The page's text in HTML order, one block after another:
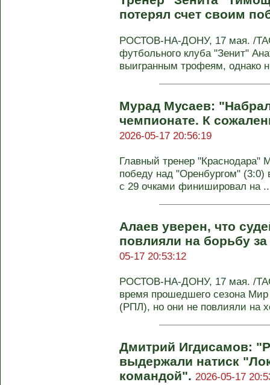
потерял счет своим
РОСТОВ-НА-ДОНУ, 17 мая. /
футбольного клуба "Зенит"
выигранным трофеям, однако
Мурад Мусаев:
чемпионате. К
2026-05-17 20:56:19
Главный тренер "Краснодара"
победу над "Оренбургом"
с 29 очками финишировал на
Алаев уверен, что
повлияли на борьбу
05-17 20:53:12
РОСТОВ-НА-ДОНУ, 17 мая. /
время прошедшего сезона
(РПЛ), но они не повлияли на
Дмитрий Игдисамов:
выдержали натиск
командой". 2026-05-17